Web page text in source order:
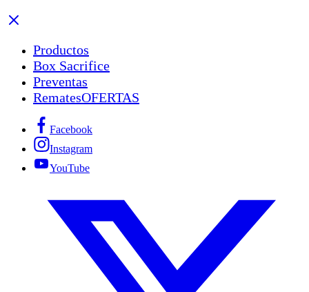
Productos
Box Sacrifice
Preventas
RematesOFERTAS
Facebook
Instagram
YouTube